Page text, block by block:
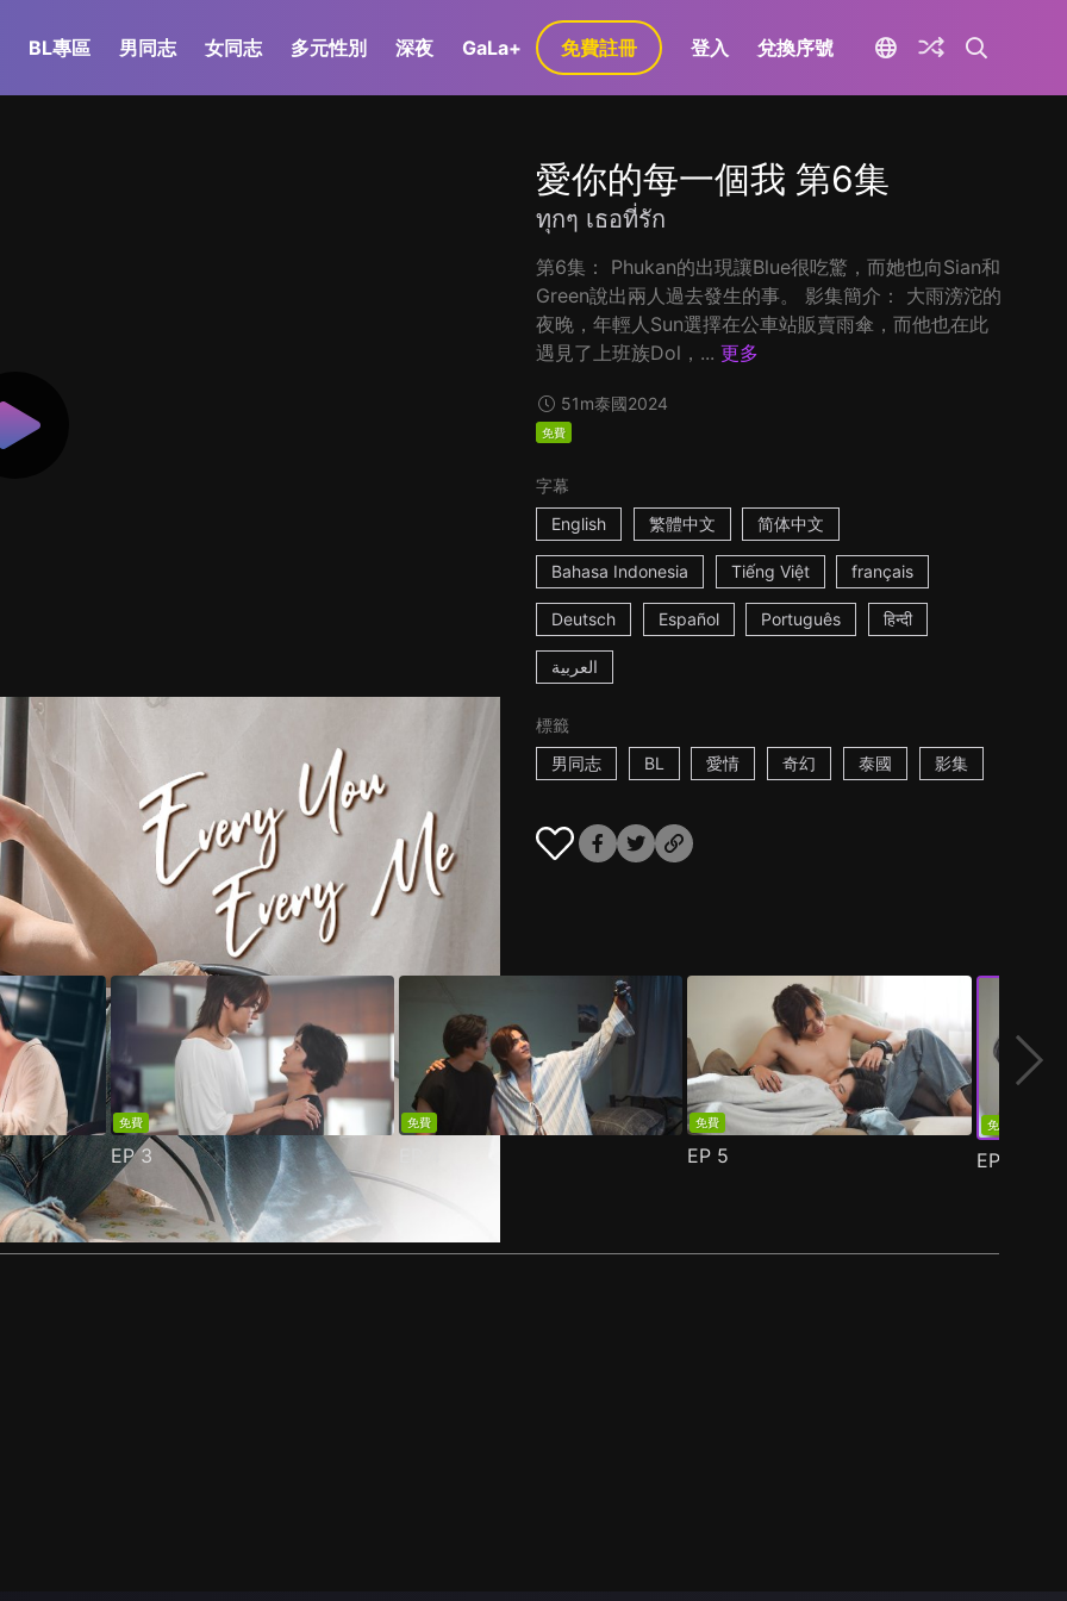
BL專區 男同志 女同志 多元性別 深夜 GaLa+ 免費註冊 登入 兌換序號
愛你的每一個我 第6集
ทุกๆ เธอที่รัก
第6集： Phukan的出現讓Blue很吃驚，而她也向Sian和
Green說出兩人過去發生的事。 影集簡介： 大雨滂沱的
夜晚，年輕人Sun選擇在公車站販賣雨傘，而他也在此
遇見了上班族Dol，... 更多
51m泰國2024
免費
字幕
English
繁體中文 简体中文
Bahasa Indonesia Tiếng Việt français
Deutsch Español Português हिन्दी
العربية
標籤
男同志
BL 愛情 奇幻 泰國 影集
免費
EP3
免費 免費
EP 5
免費
EP